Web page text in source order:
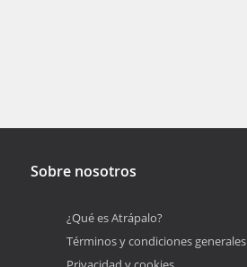
Sobre nosotros
¿Qué es Atrápalo?
Términos y condiciones generales